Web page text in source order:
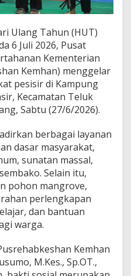
Ulang Tahun (HUT)
6 Juli 2026, Pusat
Kementerian
Kemhan) menggelar
pesisir di Kampung
Kecamatan Teluk
Sabtu (27/6/2026).
berbagai layanan
dasar masyarakat,
sunatan massal,
Selain itu,
pohon mangrove,
perlengkapan
dan bantuan
warga.
Kemhan
M.Kes., Sp.OT.,